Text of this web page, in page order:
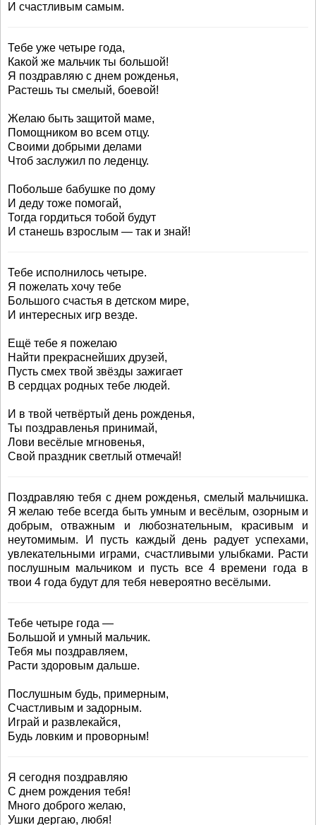
И счастливым самым.
Тебе уже четыре года,
Какой же мальчик ты большой!
Я поздравляю с днем рожденья,
Растешь ты смелый, боевой!
Желаю быть защитой маме,
Помощником во всем отцу.
Своими добрыми делами
Чтоб заслужил по леденцу.
Побольше бабушке по дому
И деду тоже помогай,
Тогда гордиться тобой будут
И станешь взрослым — так и знай!
Тебе исполнилось четыре.
Я пожелать хочу тебе
Большого счастья в детском мире,
И интересных игр везде.
Ещё тебе я пожелаю
Найти прекраснейших друзей,
Пусть смех твой звёзды зажигает
В сердцах родных тебе людей.
И в твой четвёртый день рожденья,
Ты поздравленья принимай,
Лови весёлые мгновенья,
Свой праздник светлый отмечай!
Поздравляю тебя с днем рожденья, смелый мальчишка.
Я желаю тебе всегда быть умным и весёлым, озорным и
добрым, отважным и любознательным, красивым и
неутомимым. И пусть каждый день радует успехами,
увлекательными играми, счастливыми улыбками. Расти
послушным мальчиком и пусть все 4 времени года в
твои 4 года будут для тебя невероятно весёлыми.
Тебе четыре года —
Большой и умный мальчик.
Тебя мы поздравляем,
Расти здоровым дальше.
Послушным будь, примерным,
Счастливым и задорным.
Играй и развлекайся,
Будь ловким и проворным!
Я сегодня поздравляю
С днем рождения тебя!
Много доброго желаю,
Ушки дергаю, любя!